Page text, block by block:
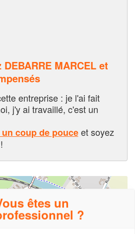
MARCEL et
entreprise : je l'ai fait
j'y ai travaillé, c'est un
coup de pouceet soyez
êtes un
?